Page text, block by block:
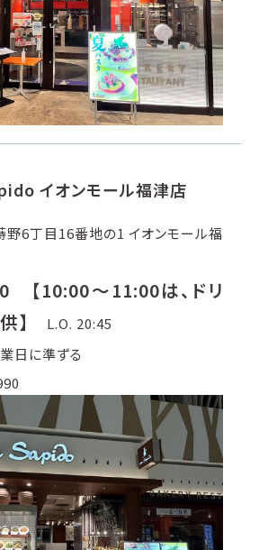
イオンモール福津店
6丁目16番地の1 イオンモール福
【10:00～11:00は、ドリ
】
L.O. 20:45
日に準ずる